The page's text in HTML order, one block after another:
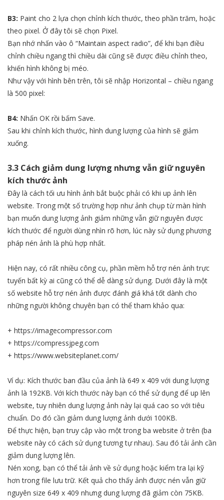
B3: Paint cho 2 lựa chọn chỉnh kích thước, theo phần trăm, hoặc
theo pixel. Ở đây tôi sẽ chọn Pixel.
Bạn nhớ nhấn vào ô “Maintain aspect radio”, để khi bạn điều
chỉnh chiều ngang thì chiều dài cũng sẽ được điều chỉnh theo,
khiến hình không bị méo.
Như vậy với hình bên trên, tôi sẽ nhập Horizontal – chiều ngang
là 500 pixel:
B4: Nhấn OK rồi bấm Save.
Sau khi chỉnh kích thước, hình dung lượng của hình sẽ giảm
xuống.
3.3 Cách giảm dung lượng nhưng vẫn giữ nguyên
kích thước ảnh
Đây là cách tối ưu hình ảnh bắt buộc phải có khi up ảnh lên
website. Trong một số trường hợp như ảnh chụp từ màn hình
bạn muốn dung lượng ảnh giảm những vẫn giữ nguyên được
kích thước để người dùng nhìn rõ hơn, lúc này sử dụng phương
pháp nén ảnh là phù hợp nhất.
Hiện nay, có rất nhiều công cụ, phần mềm hỗ trợ nén ảnh trực
tuyến bất kỳ ai cũng có thể dễ dàng sử dụng. Dưới đây là một
số website hỗ trợ nén ảnh được đánh giá khá tốt dành cho
những người không chuyên bạn có thể tham khảo qua:
+ https://imagecompressor.com
+ https://compressjpeg.com
+ https://www.websiteplanet.com/
Ví dụ: Kích thước ban đầu của ảnh là 649 x 409 với dung lượng
ảnh là 192KB. Với kích thước này bạn có thể sử dụng để up lên
website, tuy nhiên dung lượng ảnh này lại quá cao so với tiêu
chuẩn. Do đó cần giảm dung lượng ảnh dưới 100KB.
Để thực hiện, bạn truy cập vào một trong ba website ở trên (ba
website này có cách sử dụng tương tự nhau). Sau đó tải ảnh cần
giảm dung lượng lên.
Nén xong, bạn có thể tải ảnh về sử dụng hoặc kiểm tra lại kỹ
hơn trong file lưu trữ. Kết quả cho thấy ảnh được nén vẫn giữ
nguyên size 649 x 409 nhưng dung lượng đã giảm còn 75KB.